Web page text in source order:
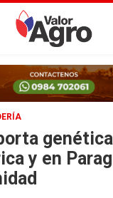
y en